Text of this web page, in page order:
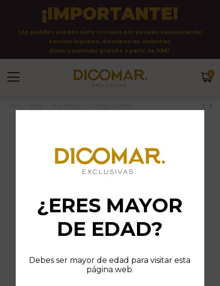
¿ERES MAYOR
DE EDAD?
Debes ser mayor de edad para visitar esta
página web.
¡IMPORTANTE!
Los pedidos pueden sufrir retrasos por período vacacional del
servicio logístico, disculpen las molestias
¡Envío peninsular gratuito a partir de 99€!
0